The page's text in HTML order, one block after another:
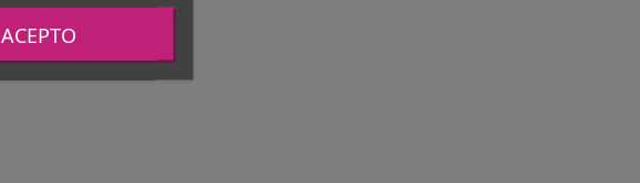
a lo largo del tiempo.
ACEPTO